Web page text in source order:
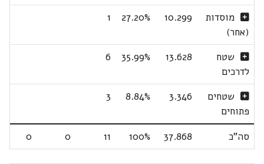
מוסדות
(אחר)
10.299
27.20%
1
שטח
לדרכים
13.628
35.99%
6
שטחים
פתוחים
3.346
8.84%
3
סה"כ 37.868
100%
11
0
0